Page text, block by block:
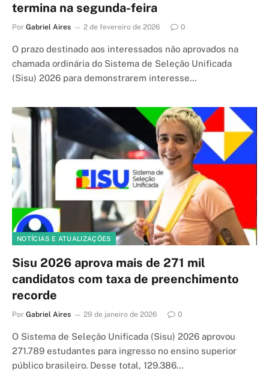
termina na segunda-feira
Por Gabriel Aires 2 de fevereiro de 2026 0
O prazo destinado aos interessados não aprovados na
chamada ordinária do Sistema de Seleção Unificada
(Sisu) 2026 para demonstrarem interesse…
NOTÍCIAS E ATUALIZAÇÕES
Sisu 2026 aprova mais de 271 mil
candidatos com taxa de preenchimento
recorde
Por Gabriel Aires 29 de janeiro de 2026 0
O Sistema de Seleção Unificada (Sisu) 2026 aprovou
271.789 estudantes para ingresso no ensino superior
público brasileiro. Desse total, 129.386…